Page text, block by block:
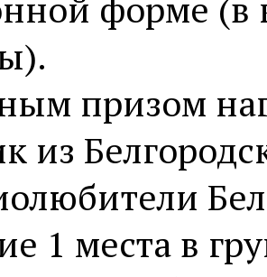
призом
из
1 места в